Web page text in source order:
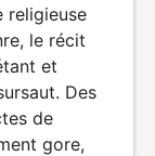
religieuse
le récit
et
Des
de
gore,